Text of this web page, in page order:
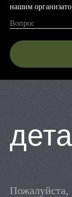
нашим
Пожалуйста,